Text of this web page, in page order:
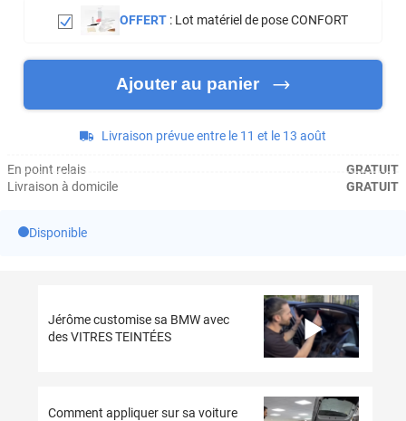
OFFERT : Lot matériel de pose CONFORT
Ajouter au panier
Livraison prévue entre le 11 et le 13 août
En point relais
GRATUIT
Livraison à domicile
GRATUIT
Disponible
Jérôme customise sa BMW avec
des VITRES TEINTÉES
Comment appliquer sur sa voiture